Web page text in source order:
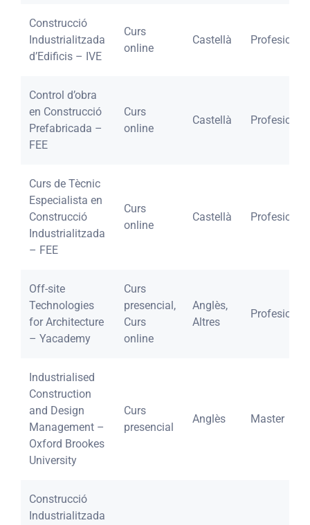
Construcció
Industrialitzada
d’Edificis – IVE
Curs
online
Castellà Profesional
Control d’obra
en Construcció
Prefabricada –
FEE
Curs
online
Castellà Profesional
Curs de Tècnic
Especialista en
Construcció
Industrialitzada
– FEE
Curs
online
Castellà Profesional
Off-site
Technologies
for Architecture
– Yacademy
Curs
presencial,
Curs
online
Anglès,
Altres
Profesional
Industrialised
Construction
and Design
Management –
Oxford Brookes
University
Curs
presencial
Anglès Master
Construcció
Industrialitzada